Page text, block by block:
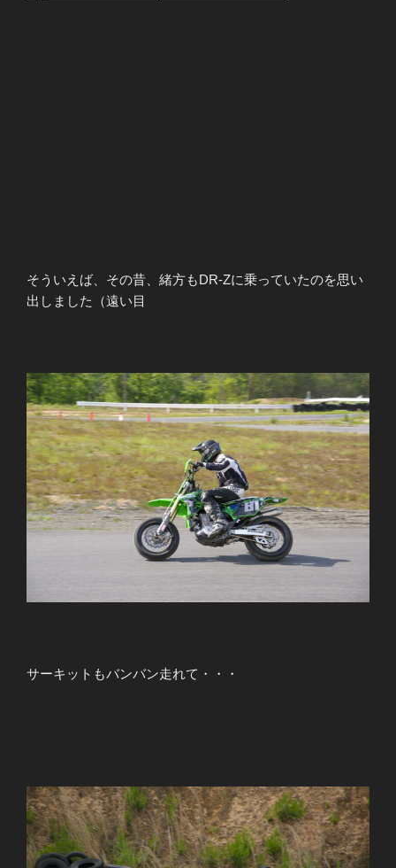
そういえば、その昔、緒方もDR-Zに乗っていたのを思い
出しました（遠い目
サーキットもバンバン走れて・・・